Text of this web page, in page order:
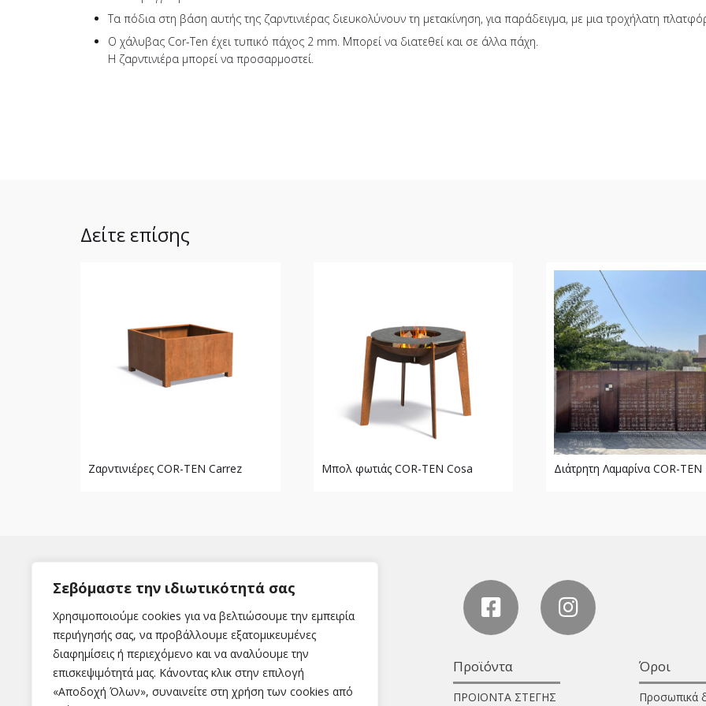
Σεβόμαστε την ιδιωτικότητά σας
Χρησιμοποιούμε cookies για να βελτιώσουμε την εμπειρία
περιήγησής σας, να προβάλλουμε εξατομικευμένες
διαφημίσεις ή περιεχόμενο και να αναλύουμε την
επισκεψιμότητά μας. Κάνοντας κλικ στην επιλογή
«Αποδοχή Όλων», συναινείτε στη χρήση των cookies από
Τα πόδια στη βάση αυτής της ζαρντινιέρας διευκολύνουν τη μετακίνηση, για παράδειγμα, με μια τροχήλατη
Ο χάλυβας Cor-Ten έχει τυπικό πάχος 2 mm. Μπορεί να διατεθεί και σε άλλα πάχη.
Η ζαρντινιέρα μπορεί να προσαρμοστεί.
Δείτε επίσης
Ζαρντινιέρες COR-TEN Carrez Μπολ φωτιάς COR-TEN Cosa Διάτρητη Λαμαρίνα COR-TEN
Η εταιρεία
Εταιρεία
Προϊόντα
ΠΡΟΙΟΝΤΑ ΣΤΕΓΗΣ
Όροι
Προσωπικά